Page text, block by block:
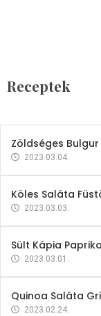
Receptek
2023.03.06.
Zöldséges
2023.03.04.
Köles Saláta
2023.03.03.
Sült Kápia
2023.03.01.
Quinoa Saláta
2023.02.24.